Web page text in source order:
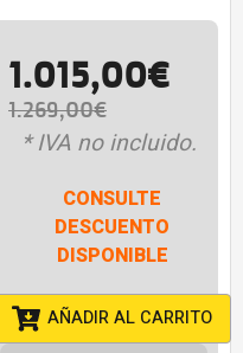
1.269,00€
1.015,00€
* IVA no incluido.
CONSULTE
DESCUENTO
DISPONIBLE
AÑADIR AL CARRITO